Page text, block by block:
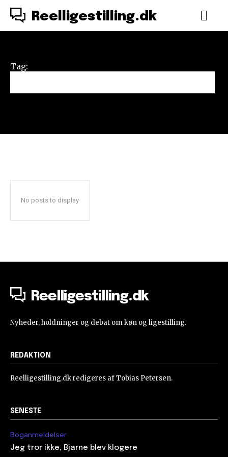
Reelligestilling.dk
Tag:
No posts to display
Reelligestilling.dk
Nyheder, holdninger og debat om køn og ligestilling.
REDAKTION
Reelligestilling.dk redigeres af Tobias Petersen.
SENESTE
Boganmeldelser
Jeg tror ikke, Bjarne blev klogere